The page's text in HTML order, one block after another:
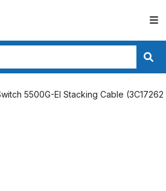
5500G-EI Stacking Cable (3C17262